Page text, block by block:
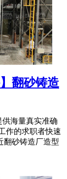
翻砂铸造
供海量真实准确
作的求职者快速
翻砂铸造厂造型